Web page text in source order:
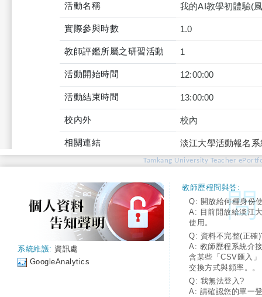
活動名稱 我的AI教學初體驗(
實際參與時數 1.0
教師評鑑所屬之研習活動 1
活動開始時間 12:00:00
活動結束時間 13:00:00
校內外 校內
相關連結 淡江大學活動報名
Tamkang University Teacher
系統維護: 資訊處
GoogleAnalytics
教師歷程問與答:
Q: 開放給何種身份
A: 目前開放給淡江
使用。
Q: 資料不完整(正確
A: 教師歷程系統介
含某些「CSV匯入
交換方式與頻率。。
Q: 我無法登入?
A: 請確認您的單一